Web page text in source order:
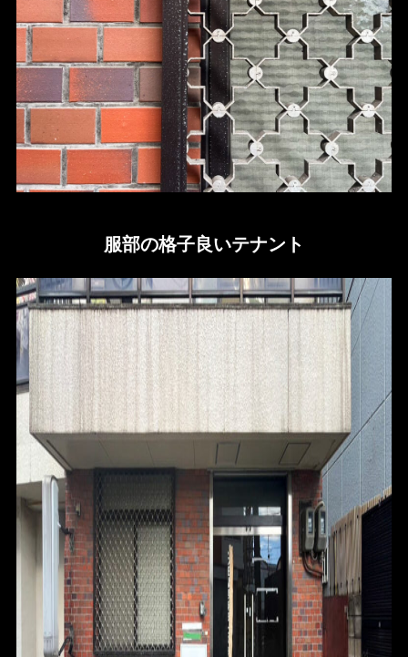
服部の格子良いテナント